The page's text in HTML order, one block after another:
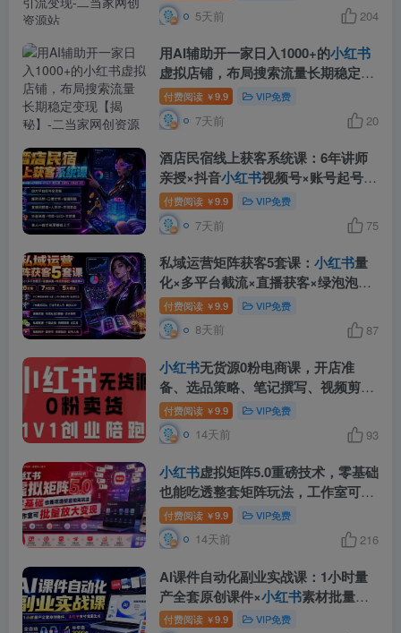
5天前 204
用AI辅助开一家日入1000+的小红书
虚拟店铺，布局搜索流量长期稳定变
现【揭秘】
付费阅读 ￥9.9 VIP免费
7天前 20
酒店民宿线上获客系统课：6年讲师
亲授×抖音小红书视频号×账号起号×
爆款选题×直播落地×店铺运营×投流
付费阅读 ￥9.9 VIP免费
7天前 75
私域运营矩阵获客5套课： 小红书量
化×多平台截流×直播获客×绿泡泡量
化×短视频IP×20设备×7大玩法
付费阅读 ￥9.9 VIP免费
8天前 87
小红书无货源0粉电商课，开店准
备、选品策略、笔记撰写、视频剪
辑、数据分析、账号打造、资料文档
(更新26年7月24日)
付费阅读 ￥9.9 VIP免费
14天前 93
小红书虚拟矩阵5.0重磅技术，零基础
也能吃透整套矩阵玩法，工作室可批
量放大变现
付费阅读 ￥9.9 VIP免费
14天前 216
AI课件自动化副业实战课：1小时量
产全套原创课件×小红书素材批量生
成×全自动变现管线×半年卖3000单
付费阅读 ￥9.9 VIP免费